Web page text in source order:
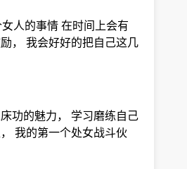
人的事情 在时间上会有
， 我会好好的把自己这几
功的魅力， 学习磨练自己
我的第一个处女战斗伙